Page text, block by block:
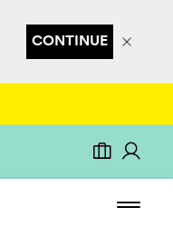
CONTINUE